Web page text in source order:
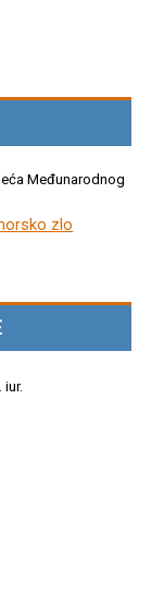
Međunarodnog
zlo